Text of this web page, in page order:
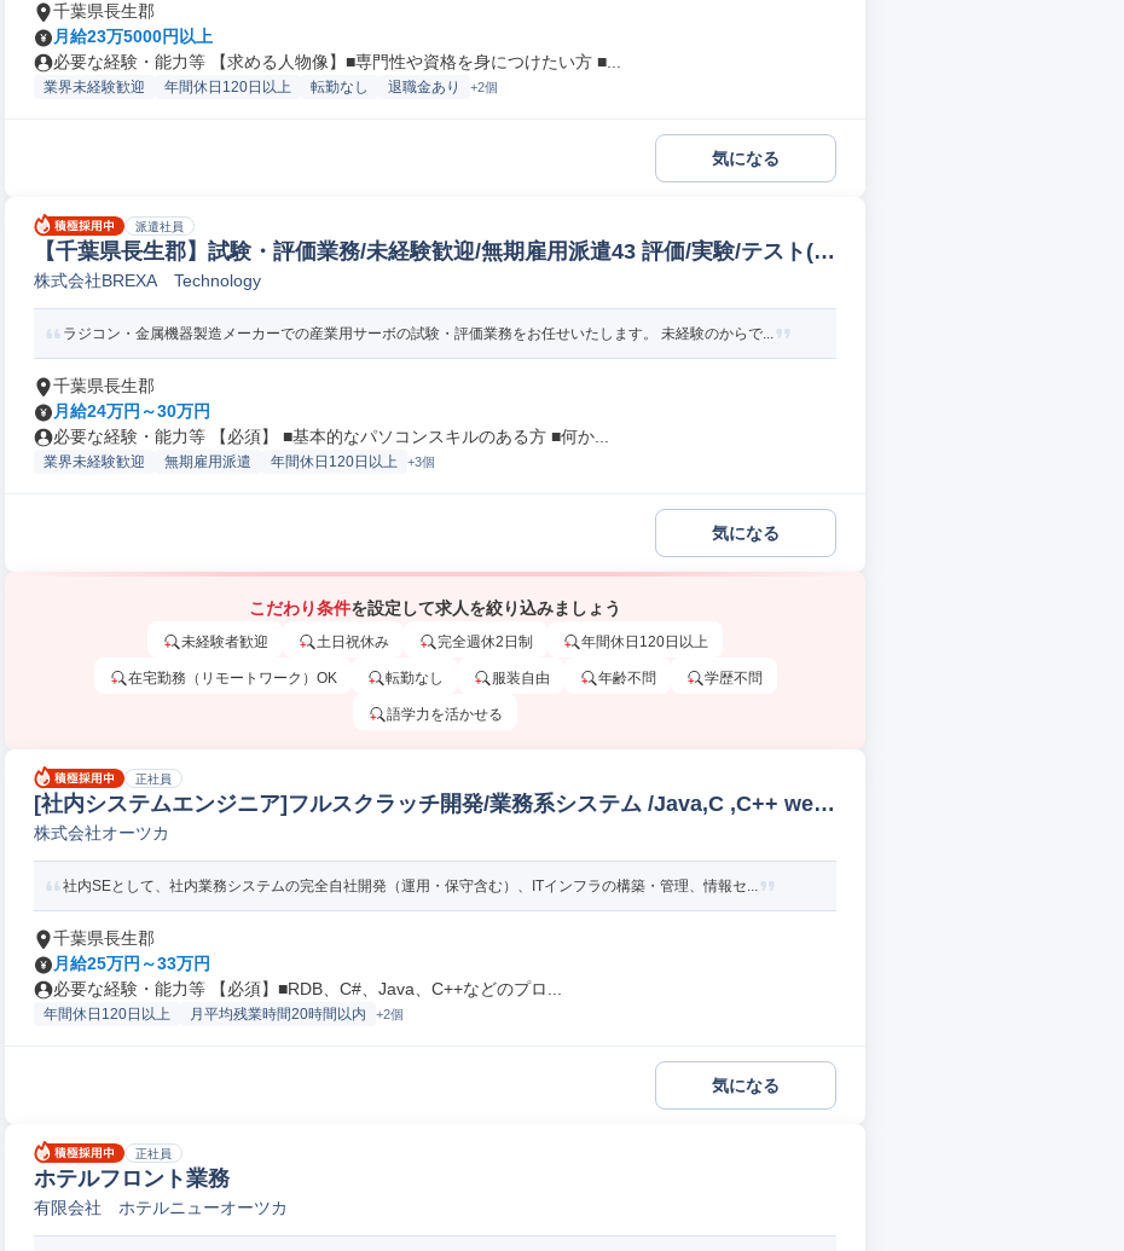
千葉県長生郡
月給23万5000円以上
必要な経験・能力等 【求める人物像】■専門性や資格を身につけたい方 ■...
業界未経験歓迎 年間休日120日以上 転勤なし 退職金あり +2個
気になる
派遣社員
【千葉県長生郡】試験・評価業務/未経験歓迎/無期雇用派遣43 評価/実験/テスト(機
械/電気/電子製品専門職)
株式会社BREXA Technology
ラジコン・金属機器製造メーカーでの産業用サーボの試験・評価業務をお任せいたします。 未経験のからで...
千葉県長生郡
月給24万円～30万円
必要な経験・能力等 【必須】 ■基本的なパソコンスキルのある方 ■何か...
業界未経験歓迎 無期雇用派遣 年間休日120日以上 +3個
気になる
こだわり条件を設定して求人を絞り込みましょう
未経験者歓迎 土日祝休み 完全週休2日制 年間休日120日以上
在宅勤務（リモートワーク）OK 転勤なし 服装自由 年齢不問 学歴不問
語学力を活かせる
正社員
[社内システムエンジニア]フルスクラッチ開発/業務系システム /Java,C ,C++ web/
オープンSE
株式会社オーツカ
社内SEとして、社内業務システムの完全自社開発（運用・保守含む）、ITインフラの構築・管理、情報セ...
千葉県長生郡
月給25万円～33万円
必要な経験・能力等 【必須】■RDB、C#、Java、C++などのプロ...
年間休日120日以上 月平均残業時間20時間以内 +2個
気になる
正社員
ホテルフロント業務
有限会社 ホテルニューオーツカ